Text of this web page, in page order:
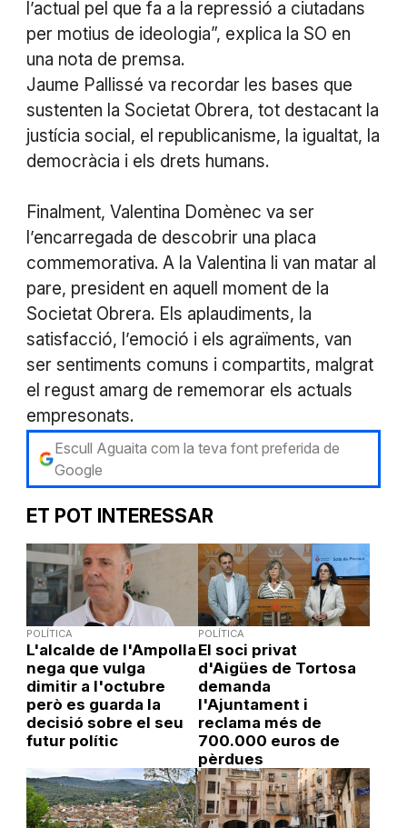
l’actual pel que fa a la repressió a ciutadans
per motius de ideologia”, explica la SO en
una nota de premsa.
Jaume Pallissé va recordar les bases que
sustenten la Societat Obrera, tot destacant la
justícia social, el republicanisme, la igualtat, la
democràcia i els drets humans.
Finalment, Valentina Domènec va ser
l’encarregada de descobrir una placa
commemorativa. A la Valentina li van matar al
pare, president en aquell moment de la
Societat Obrera. Els aplaudiments, la
satisfacció, l’emoció i els agraïments, van
ser sentiments comuns i compartits, malgrat
el regust amarg de rememorar els actuals
empresonats.
Escull Aguaita com la teva font preferida de
Google
ET POT INTERESSAR
POLÍTICA
L'alcalde de l'Ampolla
nega que vulga
dimitir a l'octubre
però es guarda la
decisió sobre el seu
futur polític
POLÍTICA
El soci privat
d'Aigües de Tortosa
demanda
l'Ajuntament i
reclama més de
700.000 euros de
pèrdues